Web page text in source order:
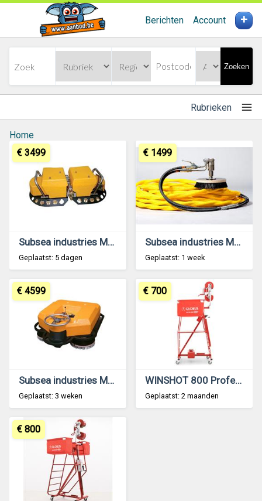
Berichten Account +
Zoeken
Rubrieken
Home
Subsea industries MC212 Cleaning unit
Geplaatst: 5 dagen
€ 3499
Subsea industries MC111 Hull cleaning unit
Geplaatst: 1 week
€ 1499
Subsea industries MC313 Hull cleaning unit
Geplaatst: 3 weken
€ 4599
WINSHOT 800 Professional Shooting Ball Equipment
Geplaatst: 2 maanden
€ 700
€ 800